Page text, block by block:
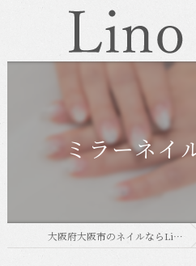
ミラーネ
大阪府大阪市のネイルならLino nail